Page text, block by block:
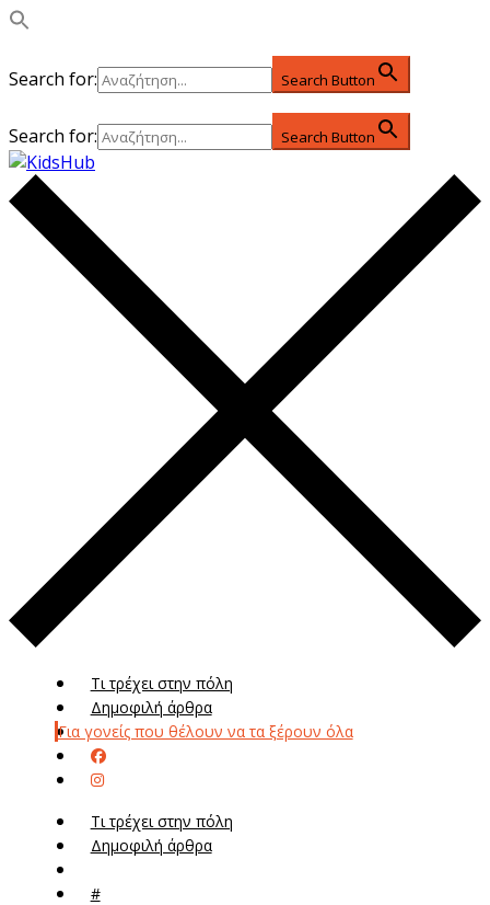
Search for: Search Button
Search for: Search Button
Τι τρέχει στην πόλη
Δημοφιλή άρθρα
Για γονείς που θέλουν να τα ξέρουν όλα
Τι τρέχει στην πόλη
Δημοφιλή άρθρα
#